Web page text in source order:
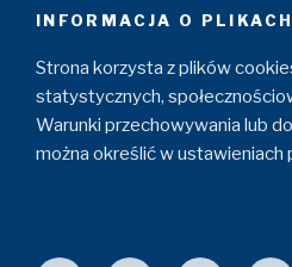
INFORMACJA O
Strona korzysta z plików
statystycznych,
Warunki przechowywania lub
można określić w